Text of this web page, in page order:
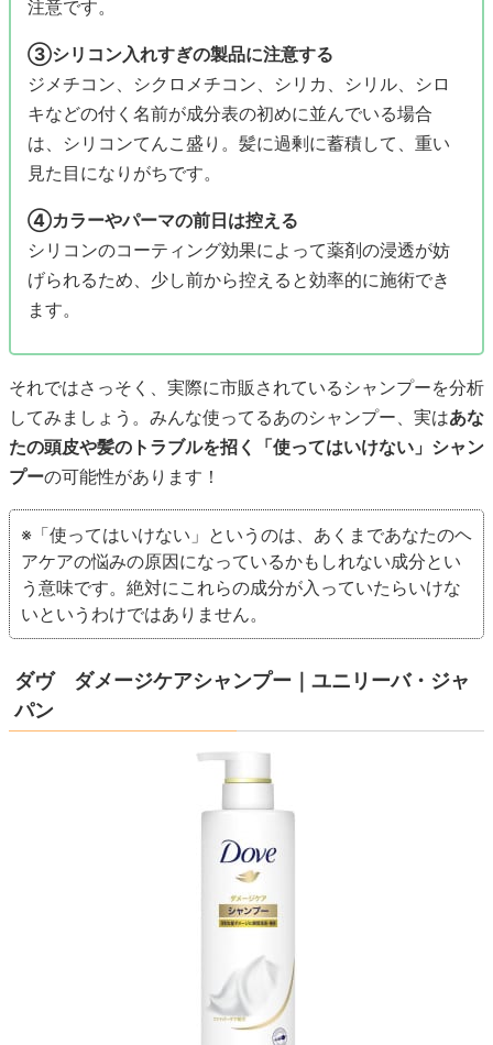
注意です。
③シリコン入れすぎの製品に注意する
ジメチコン、シクロメチコン、シリカ、シリル、シロ
キなどの付く名前が成分表の初めに並んでいる場合
は、シリコンてんこ盛り。髪に過剰に蓄積して、重い
見た目になりがちです。
④カラーやパーマの前日は控える
シリコンのコーティング効果によって薬剤の浸透が妨
げられるため、少し前から控えると効率的に施術でき
ます。
それではさっそく、実際に市販されているシャンプーを分析
してみましょう。みんな使ってるあのシャンプー、実はあな
たの頭皮や髪のトラブルを招く「使ってはいけない」シャン
プーの可能性があります！
※「使ってはいけない」というのは、あくまであなたのヘ
アケアの悩みの原因になっているかもしれない成分とい
う意味です。絶対にこれらの成分が入っていたらいけな
いというわけではありません。
ダヴ ダメージケアシャンプー｜ユニリーバ・ジャ
パン